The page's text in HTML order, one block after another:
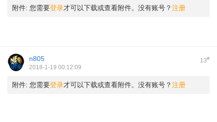
附件: 您需要登录才可以下载或查看附件。没有账号？注册
13#
n805
2018-1-19 00:12:09
附件: 您需要登录才可以下载或查看附件。没有账号？注册